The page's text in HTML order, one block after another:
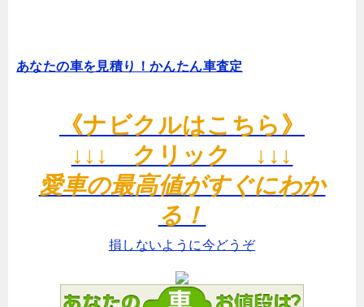
あなたの車を見積り！かんたん車査定
《ナビクルはこちら》
↓↓↓ クリック ↓↓↓
愛車の最高値がすぐにわか
る！
損しないように今どうぞ